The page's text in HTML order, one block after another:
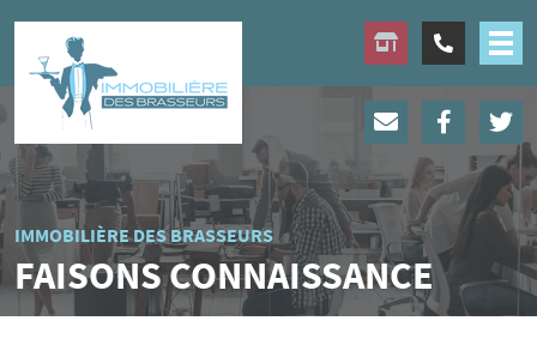
IMMOBILIÈRE DES BRASSEURS
FAISONS CONNAISSANCE